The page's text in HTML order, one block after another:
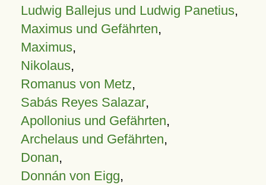
Ludwig Ballejus und Ludwig Panetius,
Maximus und Gefährten,
Maximus,
Nikolaus,
Romanus von Metz,
Sabás Reyes Salazar,
Apollonius und Gefährten,
Archelaus und Gefährten,
Donan,
Donnán von Eigg,